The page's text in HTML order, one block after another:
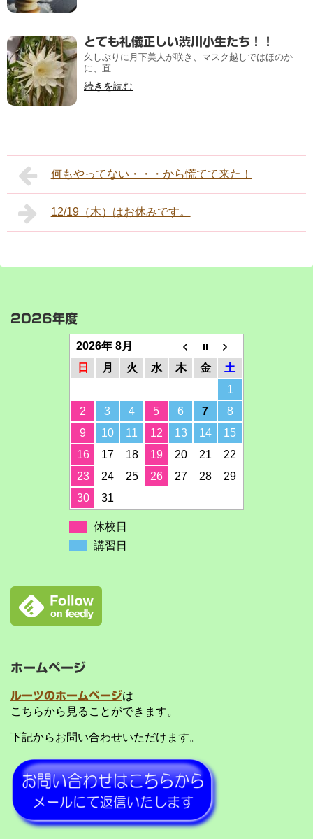
とても礼儀正しい渋川小生たち！！
久しぶりに月下美人が咲き、マスク越しではほのか
に、直...
続きを読む
何もやってない・・・から慌てて来た！
12/19（木）はお休みです。
2026年度
2026年 8月
日
月 火 水 木 金
土
1
2
3 4 5 6 7
8
9
10 11 12 13 14
15
16
17 18 19 20 21
22
23
24 25 26 27 28
29
30
31
休校日
講習日
ホームページ
ルーツのホームページは
こちらから見ることができます。
下記からお問い合わせいただけます。